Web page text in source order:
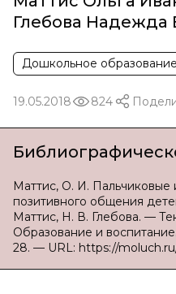
Глебова Надежда
Дошкольное образование
19.05.2018 824
Маттис, О. И. Пальчиковые
позитивного общения
Маттис, Н. В. Глебова. —
Образование и
28. — URL: https://